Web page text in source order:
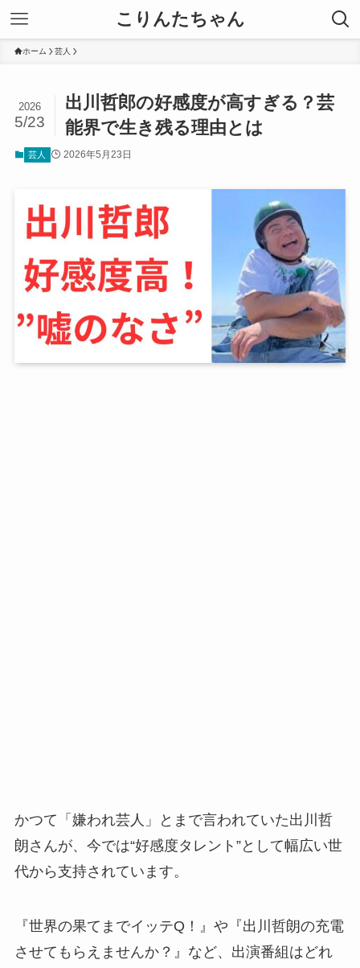
こりんたちゃん
ホーム 芸人
出川哲郎の好感度が高すぎる？芸
能界で生き残る理由とは
2026
5/23
芸人 2026年5月23日
かつて「嫌われ芸人」とまで言われていた出川哲
朗さんが、今では“好感度タレント”として幅広い世
代から支持されています。
『世界の果てまでイッテQ！』や『出川哲朗の充電
させてもらえませんか？』など、出演番組はどれ